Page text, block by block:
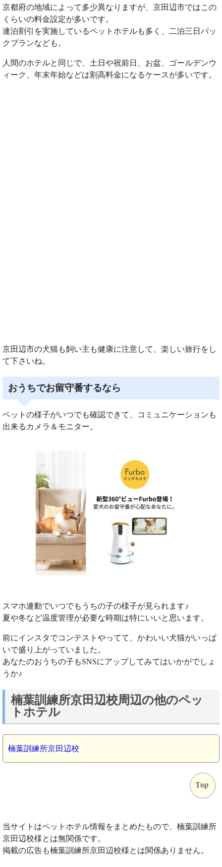
京都府の地域によって多少異なりますが、京田辺市ではこの
くらいの料金設定が多いです。
連泊割引を実施しているペットホテルも多く、二泊三日パッ
クプランなども。
人間のホテルと同じで、土日や祝前日、お盆、ゴールデンウ
ィーク、年末年始などは割高料金になるケースが多いです。
京田辺市の犬猫も飼い主も健康に注意して、楽しい旅行をし
て下さいね。
おうちでお留守番するなら
ペットの様子がいつでも確認できて、コミュニケーションも
出来るカメラ＆モニター。
スマホ連動でいつでもうちの子の様子が見られます♪
夏や冬など温度管理が必要な時期は特にいいと思います。
前にインスタでコンテストやってて、かわいい犬猫がいっぱ
いで盛り上がっていました。
あなたのおうちの子もSNSにアップしてみてはいかがでしょ
うか♪
楠葉訓練所京田辺校周辺の他のペッ
トホテル
楠葉訓練所京田辺校
Top
当サイトはペットホテル情報をまとめたもので、楠葉訓練所
京田辺校様とは無関係です。
掲載の広告も楠葉訓練所京田辺校様とは関係ありません。